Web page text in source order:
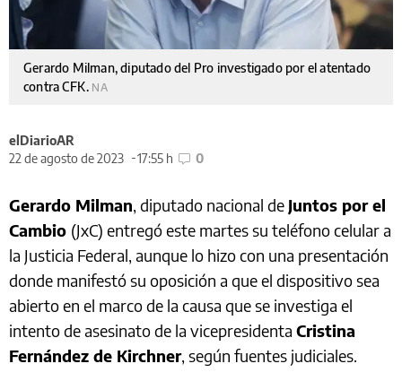
Gerardo Milman, diputado del Pro investigado por el atentado
contra CFK. NA
elDiarioAR
22 de agosto de 2023
17:55 h 0
Gerardo Milman, diputado nacional de Juntos por el
Cambio (JxC) entregó este martes su teléfono celular a
la Justicia Federal, aunque lo hizo con una presentación
donde manifestó su oposición a que el dispositivo sea
abierto en el marco de la causa que se investiga el
intento de asesinato de la vicepresidenta Cristina
Fernández de Kirchner, según fuentes judiciales.